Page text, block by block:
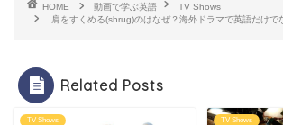
HOME 動画で学ぶ英語
TV Shows
肩をすくめる(shrug)のはなぜ？海外ドラマで英語だけで
Related Posts
TV Shows TV Shows